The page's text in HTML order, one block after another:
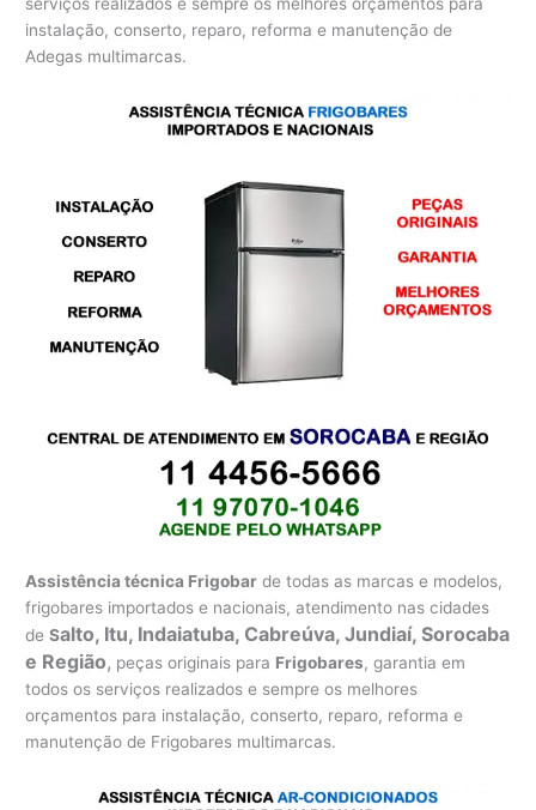
instalação, conserto, reparo, reforma e manutenção de
Adegas multimarcas.
Assistência técnica Frigobar de todas as marcas e modelos,
frigobares importados e nacionais, atendimento nas cidades
deSalto, Itu, Indaiatuba, Cabreúva, Jundiaí, Sorocaba
e Região, peças originais para Frigobares, garantia em
todos os serviços realizados e sempre os melhores
orçamentos para instalação, conserto, reparo, reforma e
manutenção de Frigobares multimarcas.